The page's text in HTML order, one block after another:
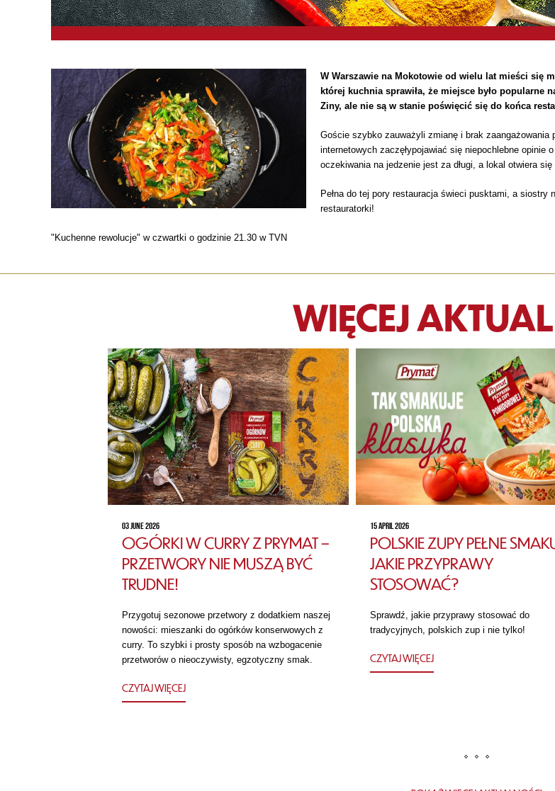
W Warszawie na Mokotowie od wielu lat mieści się
której kuchnia sprawiła, że miejsce było popularne
Ziny, ale nie są w stanie poświęcić się do końca
Goście szybko zauważyli zmianę i brak zaangażowania
internetowych zaczęłypojawiać się niepochlebne opinie
oczekiwania na jedzenie jest za długi, a lokal otwiera
Pełna do tej pory restauracja świeci pusktami, a
restauratorki!
"Kuchenne rewolucje" w czwartki o godzinie 21.30 w TVN
WIĘCEJ
03 JUNE 2026
OGÓRKI W CURRY Z PRYMAT –
PRZETWORY NIE MUSZĄ BYĆ
TRUDNE!
Przygotuj sezonowe przetwory z dodatkiem naszej
nowości: mieszanki do ogórków konserwowych z
curry. To szybki i prosty sposób na wzbogacenie
przetworów o nieoczywisty, egzotyczny smak.
CZYTAJ WIĘCEJ
15 APRIL 2026
POLSKIE ZUPY PEŁNE
JAKIE PRZYPRAWY
STOSOWAĆ?
Sprawdź, jakie przyprawy stosować do
tradycyjnych, polskich zup i nie tylko!
CZYTAJ WIĘCEJ